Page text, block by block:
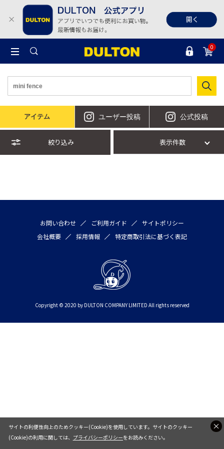
0
アイテム ユーザー投稿 公式投稿
絞り込み 表示件数
お問い合わせ ご利用ガイド
サイトポリシー
会社概要
採用情報 特定商取引法に基づく表記
Copyright © 2020 by DULTON COMPANY LIMITED All rights reserved
サイトの利便性向上のためクッキー(Cookie)を使用しています。サイトのクッキー
(Cookie)の利用に関しては、 プライバシーポリシーをお読みください。